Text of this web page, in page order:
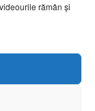
rămân și